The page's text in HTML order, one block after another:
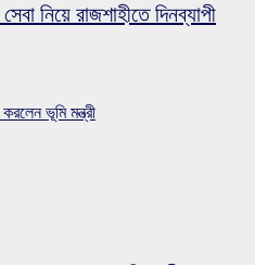
নিয়ে রাজশাহীতে দিনব্যাপী
ভূমি মন্ত্রী